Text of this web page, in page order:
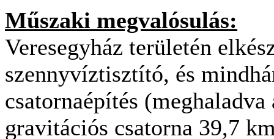
Műszaki megvalósulás:
Veresegyház területén
szennyvíztisztító, és
csatornaépítés
gravitációs csatorna 39,7